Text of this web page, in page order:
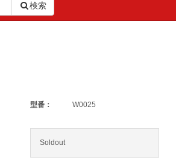
検索
型番： W0025
Soldout